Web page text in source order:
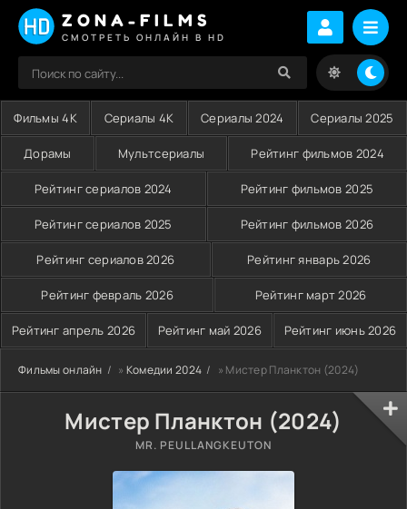
ZONA-FILMS
СМОТРЕТЬ ОНЛАЙН В HD
Фильмы 4K Сериалы 4K Сериалы 2024 Сериалы 2025
Дорамы Мультсериалы Рейтинг фильмов 2024
Рейтинг сериалов 2024 Рейтинг фильмов 2025
Рейтинг сериалов 2025 Рейтинг фильмов 2026
Рейтинг сериалов 2026 Рейтинг январь 2026
Рейтинг февраль 2026 Рейтинг март 2026
Рейтинг апрель 2026 Рейтинг май 2026 Рейтинг июнь 2026
Фильмы онлайн » Комедии 2024 » Мистер Планктон (2024)
Мистер Планктон (2024)
MR. PEULLANGKEUTON